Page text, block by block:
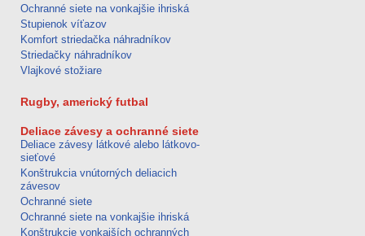
Ochranné siete na vonkajšie ihriská
Stupienok víťazov
Komfort striedačka náhradníkov
Striedačky náhradníkov
Vlajkové stožiare
Rugby, americký futbal
Deliace závesy a ochranné siete
Deliace závesy látkové alebo látkovo-
sieťové
Konštrukcia vnútorných deliacich
závesov
Ochranné siete
Ochranné siete na vonkajšie ihriská
Konštrukcie vonkajších ochranných